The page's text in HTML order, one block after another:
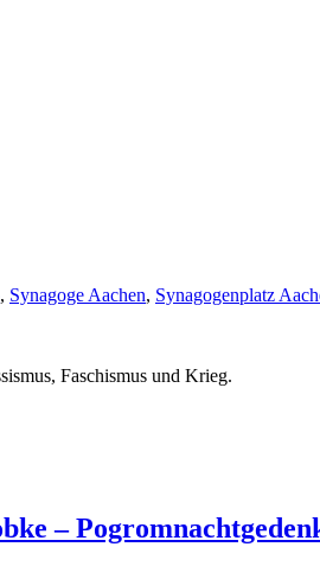
, Synagoge Aachen, Synagogenplatz
Faschismus und Krieg.
–